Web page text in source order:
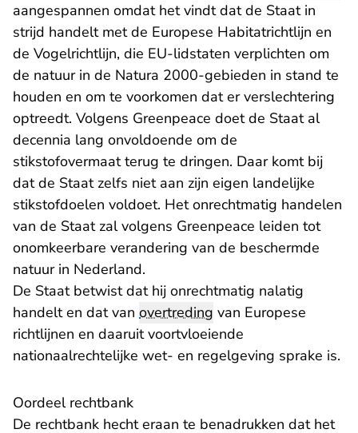
aangespannen omdat het vindt dat de Staat in
strijd handelt met de Europese Habitatrichtlijn en
de Vogelrichtlijn, die EU-lidstaten verplichten om
de natuur in de Natura 2000-gebieden in stand te
houden en om te voorkomen dat er verslechtering
optreedt. Volgens Greenpeace doet de Staat al
decennia lang onvoldoende om de
stikstofovermaat terug te dringen. Daar komt bij
dat de Staat zelfs niet aan zijn eigen landelijke
stikstofdoelen voldoet. Het onrechtmatig handelen
van de Staat zal volgens Greenpeace leiden tot
onomkeerbare verandering van de beschermde
natuur in Nederland.
De Staat betwist dat hij onrechtmatig nalatig
handelt en dat van overtreding van Europese
richtlijnen en daaruit voortvloeiende
nationaalrechtelijke wet- en regelgeving sprake is.
Oordeel rechtbank
De rechtbank hecht eraan te benadrukken dat het